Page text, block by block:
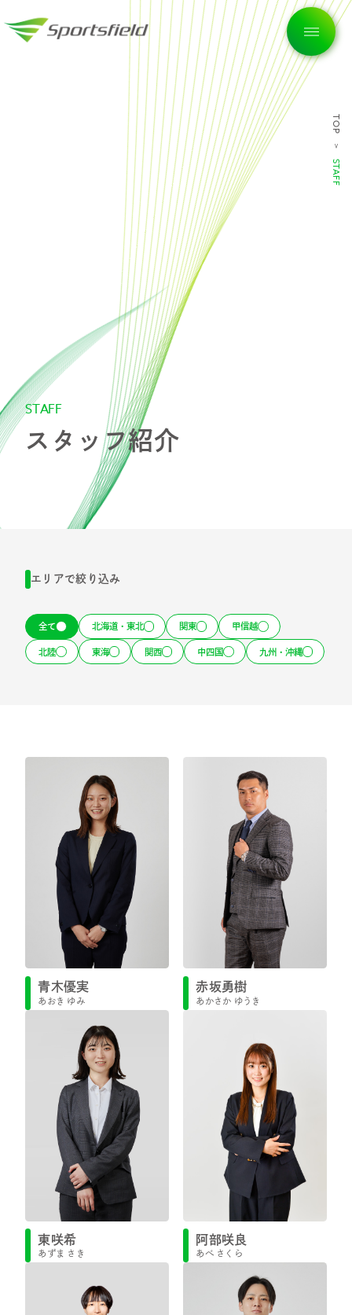
トップページ
企業情報
私たちの想い
調査レポート
プライバシーポリシー
健康経営について
サイトマップ
Copyright 2023 SportsField Co Ltd.All
Right Reserved
TOP
STAFF
STAFF
ス タ ッ フ紹介
エリアで絞り込み
全て 北海道・東北 関東 甲信越
北陸 東海 関西 中四国 九州・沖縄
青木優実
あおき ゆみ
赤坂勇樹
あかさか ゆうき
東咲希
あずま さき
阿部咲良
あべ さくら